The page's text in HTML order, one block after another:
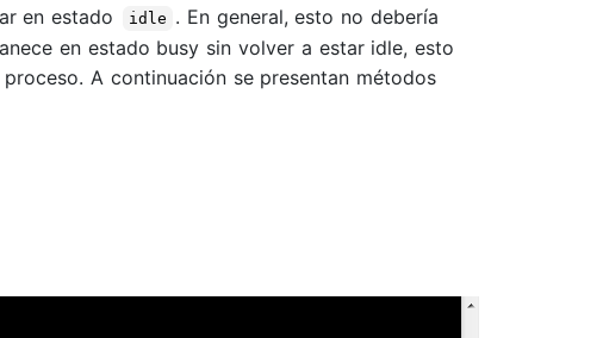
en estado
idle . En general, esto no debería
en estado busy sin volver a estar idle, esto
A continuación se presentan métodos